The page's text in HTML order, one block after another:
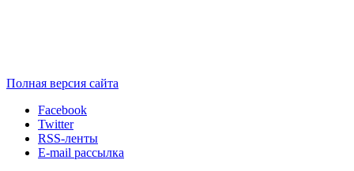
Полная версия сайта
Facebook
Twitter
RSS-ленты
E-mail рассылка